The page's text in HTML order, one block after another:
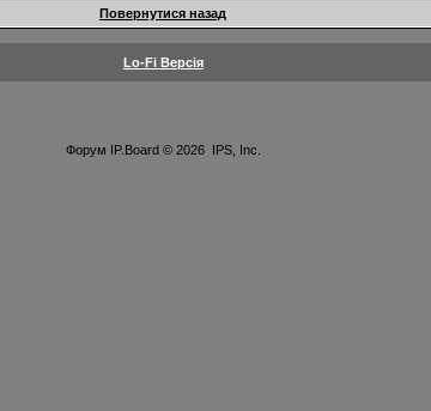
Повернутися назад
Lo-Fi Версія
Форум IP.Board© 2026 IPS, Inc